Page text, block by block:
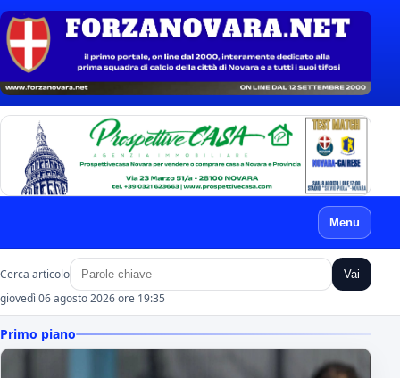
Menu
Cerca articolo Vai
giovedì 06 agosto 2026 ore 19:35
Primo piano